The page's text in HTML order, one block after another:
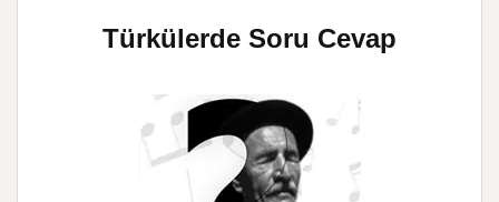
Türkülerde Soru Cevap